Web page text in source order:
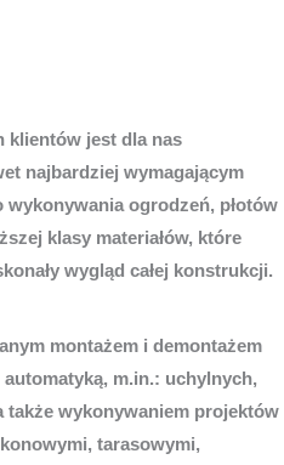
klientów jest dla nas
najbardziej wymagającym
ogrodzeń, płotów
klasy materiałów, które
wygląd całej konstrukcji.
montażem i demontażem
m.in.: uchylnych,
wykonywaniem projektów
tarasowymi,